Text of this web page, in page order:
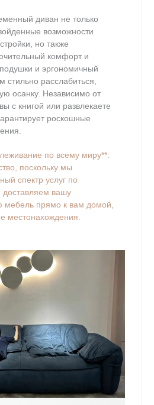
диван не только
возможности
но также
комфорт и
и эргономичный
стильно расслабиться,
осанку. Независимо от
с книгой или развлекаете
роскошные
по всему миру**:
поскольку мы
спектр услуг по
вашу
мебель прямо к вам домой,
местонахождения.